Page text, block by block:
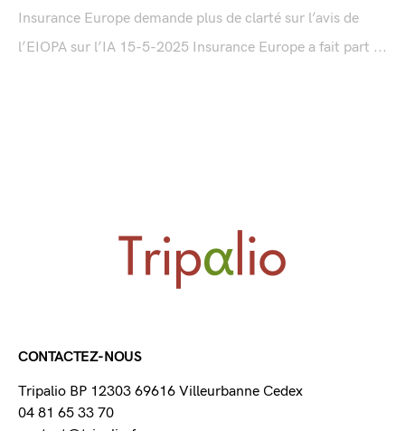
Insurance Europe demande plus de clarté sur l’avis de
l’EIOPA sur l’IA 15-5-2025 Insurance Europe a fait part ...
CONTACTEZ-NOUS
Tripalio BP 12303 69616 Villeurbanne Cedex
04 81 65 33 70